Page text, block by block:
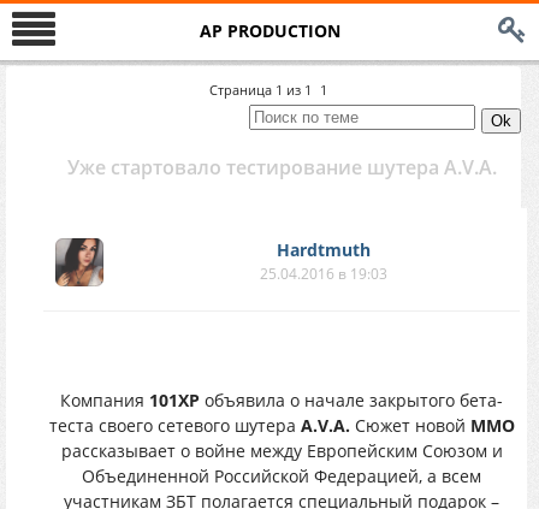
AP PRODUCTION
Страница 1 из 1 1
Уже стартовало тестирование шутера A.V.A.
Hardtmuth
25.04.2016 в 19:03
Компания 101XP объявила о начале закрытого бета-
теста своего сетевого шутера A.V.A.Сюжет новой MMO
рассказывает о войне между Европейским Союзом и
Объединенной Российской Федерацией, а всем
участникам ЗБТ полагается специальный подарок –